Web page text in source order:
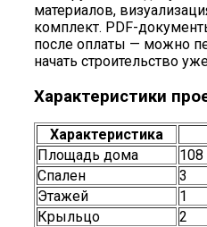
материалов,
комплект. PDF-
после оплаты — можно
начать строительство
Характеристики
Характеристика
Площадь дома
108
Спален
3
Этажей
1
Крыльцо
2